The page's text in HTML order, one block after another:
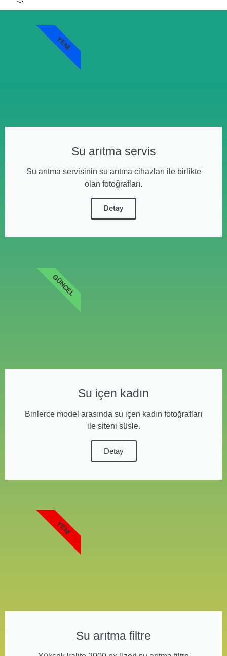
Su arıtma servis
Su arıtma servisinin su arıtma cihazları ile birlikte
olan fotoğrafları.
Detay
YENI
Su içen kadın
Binlerce model arasında su içen kadın fotoğrafları
ile siteni süsle.
Detay
GÜNCEL
Su arıtma filtre
YENI